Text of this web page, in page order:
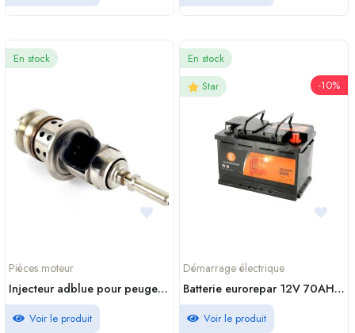
En stock
Pièces moteur
Injecteur adblue pour peugeot 2008 1.5 bluehdi 100 9813930180
Voir le produit
En stock
Star
-10%
Démarrage électrique
Batterie eurorepar 12V 70AH 640A
Voir le produit